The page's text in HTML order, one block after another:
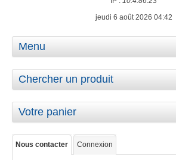
jeudi 6 août 2026 04:42
Menu
Chercher un produit
Votre panier
Nous contacter Connexion